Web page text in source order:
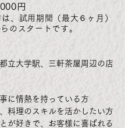
円
、試用期間（最大６ヶ月）
のスタートです。
立大学駅、三軒茶屋周辺の店
に情熱を持っている方
料理のスキルを活かしたい方
が好きで、お客様に喜ばれる